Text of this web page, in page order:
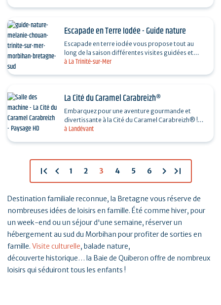
à La Trinité-sur-Mer
Escapade en Terre Iodée - Guide nature
Escapade en terre iodée vous propose tout au
long de la saison différentes visites guidées et
sorties nature pour découvrir au mieux le
à Landévant
La Cité du Caramel Carabreizh®
Embarquez pour une aventure gourmande et
divertissante à la Cité du Caramel Carabreizh® !
Dans un univers coloré et décalé, découvrez…
first_page chevron_left 1 2 3 4 5 6 chevron_right last_page
Destination familiale reconnue, la Bretagne vous réserve de
nombreuses idées de loisirs en famille. Été comme hiver, pour
un week-end ou un séjour d'une semaine, réserver un
hébergement au sud du Morbihan pour profiter de sorties en
famille. Visite culturelle, balade nature,
découverte historique… la Baie de Quiberon offre de nombreux
loisirs qui séduiront tous les enfants !